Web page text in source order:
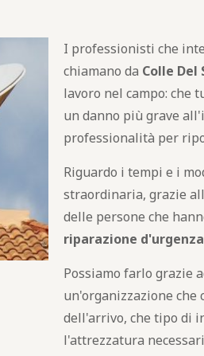
I professionisti che
chiamano da Colle Del
lavoro nel campo: che
un danno più grave
professionalità per
Riguardo i tempi e i
straordinaria, grazie
delle persone che
riparazione d'urgenza
Possiamo farlo grazie
un'organizzazione che
dell'arrivo, che tipo di
l'attrezzatura